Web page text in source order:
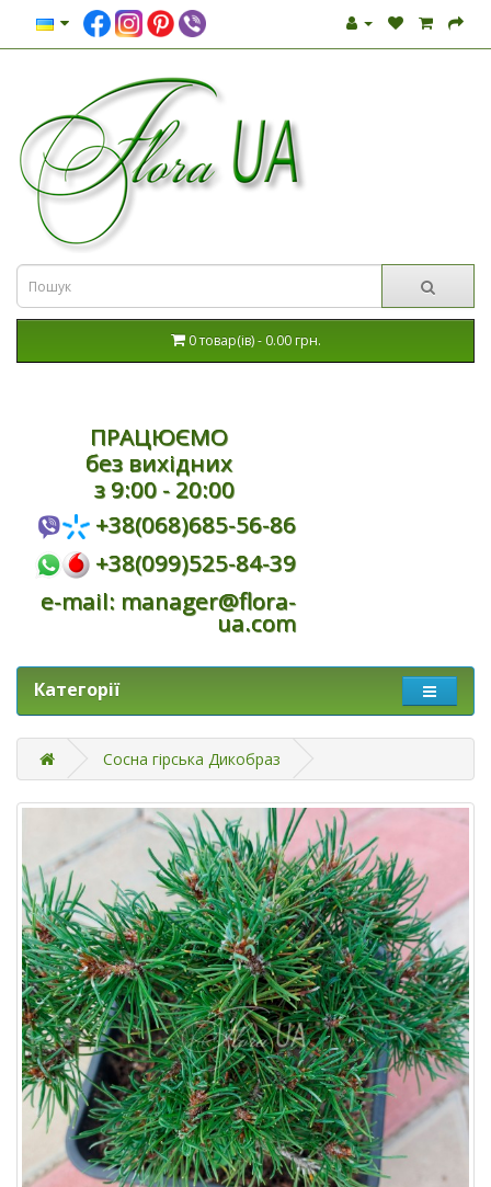
0 товар(ів) - 0.00 грн.
ПРАЦЮЄМО
без вихідних
з 9:00 - 20:00
+38(068)685-56-86
+38(099)525-84-39
e-mail: manager@flora-
ua.com
Категорії
Сосна гірська Дикобраз